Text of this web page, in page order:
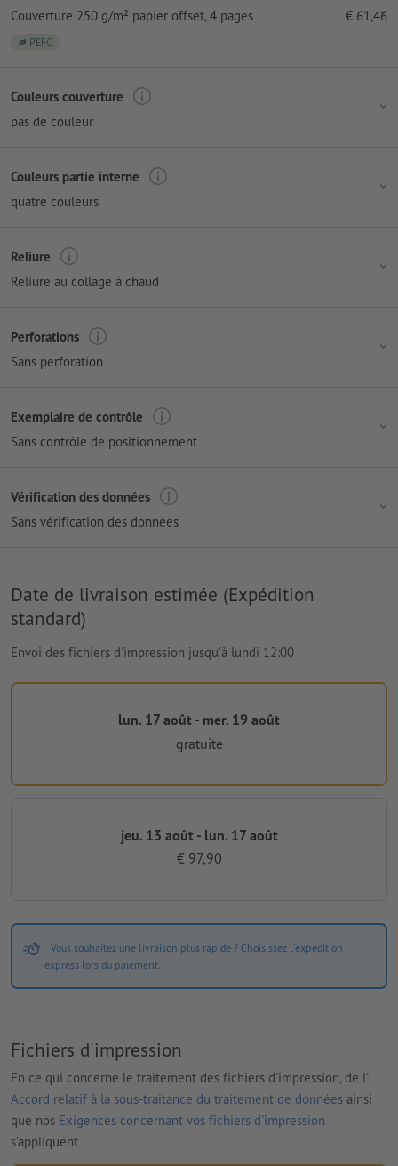
Couverture 250 g/m² papier offset, 4 pages
PEFC
€ 61,46
Couleurs couverture
pas de couleur
Couleurs partie interne
quatre couleurs
Reliure
Reliure au collage à chaud
Perforations
Sans perforation
Exemplaire de contrôle
Sans contrôle de positionnement
Vérification des données
Sans vérification des données
Date de livraison estimée (Expédition
standard)
Envoi des fichiers d'impression jusqu'à lundi 12:00
lun. 17 août - mer. 19 août
gratuite
jeu. 13 août - lun. 17 août
€ 97,90
Vous souhaitez une livraison plus rapide ? Choisissez l'expédition
express lors du paiement.
Fichiers d'impression
En ce qui concerne le traitement des fichiers d'impression, de l'
Accord relatif à la sous-traitance du traitement de données ainsi
que nos Exigences concernant vos fichiers d'impression
s'appliquent